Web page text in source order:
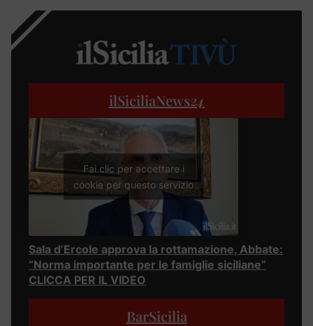
ilSiciliaNews24
Fai clic per accettare i
cookie per questo servizio
Sala d’Ercole approva la rottamazione, Abbate:
“Norma importante per le famiglie siciliane”
CLICCA PER IL VIDEO
BarSicilia